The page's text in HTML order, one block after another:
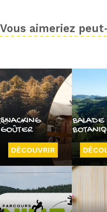
Vous aimeriez
SNACKING
GOÛTER
DÉCOUVRIR
BALADE